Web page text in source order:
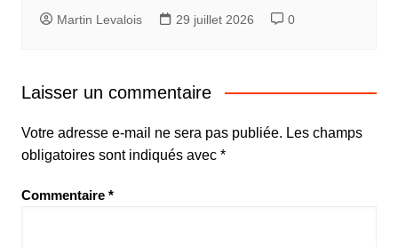
Martin Levalois 29 juillet 2026 0
Laisser un commentaire
Votre adresse e-mail ne sera pas publiée. Les champs
obligatoires sont indiqués avec *
Commentaire *